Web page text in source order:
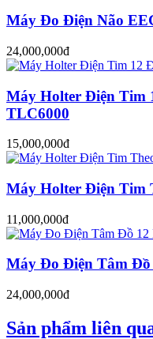
Máy Đo Điện Não
24,000,000đ
Máy Holter Điện Tim
TLC6000
15,000,000đ
Máy Holter Điện Tim
11,000,000đ
Máy Đo Điện Tâm Đồ
24,000,000đ
Sản phẩm liên